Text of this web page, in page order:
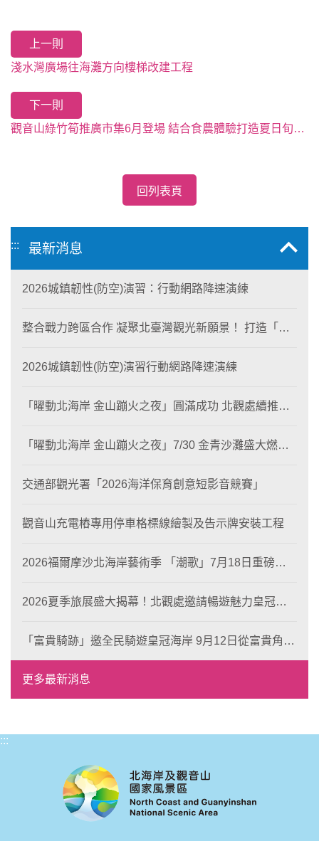
上一則
淺水灣廣場往海灘方向樓梯改建工程
下一則
觀音山綠竹筍推廣市集6月登場 結合食農體驗打造夏日旬味之旅
回列表頁
::: 最新消息
2026城鎮韌性(防空)演習：行動網路降速演練
整合戰力跨區合作 凝聚北臺灣觀光新願景！ 打造「生
2026城鎮韌性(防空)演習行動網路降速演練
「曜動北海岸 金山蹦火之夜」圓滿成功 北觀處續推照
「曜動北海岸 金山蹦火之夜」7/30 金青沙灘盛大燃
交通部觀光署「2026海洋保育創意短影音競賽」
觀音山充電樁專用停車格標線繪製及告示牌安裝工程
2026福爾摩沙北海岸藝術季 「潮歌」7月18日重磅登
2026夏季旅展盛大揭幕！北觀處邀請暢遊魅力皇冠海
「富貴騎跡」邀全民騎遊皇冠海岸 9月12日從富貴角出
發 探索北海岸山海風光與在地魅力
更多最新消息
:::